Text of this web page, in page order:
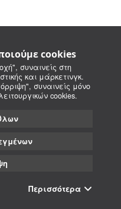
cookies
συναινείς στη
και μάρκετινγκ.
συναινείς μόνο
cookies.
Περισσότερα